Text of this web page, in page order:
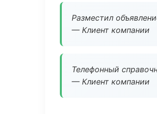
Разместил
— Клиент компании
Телефонный
— Клиент компании